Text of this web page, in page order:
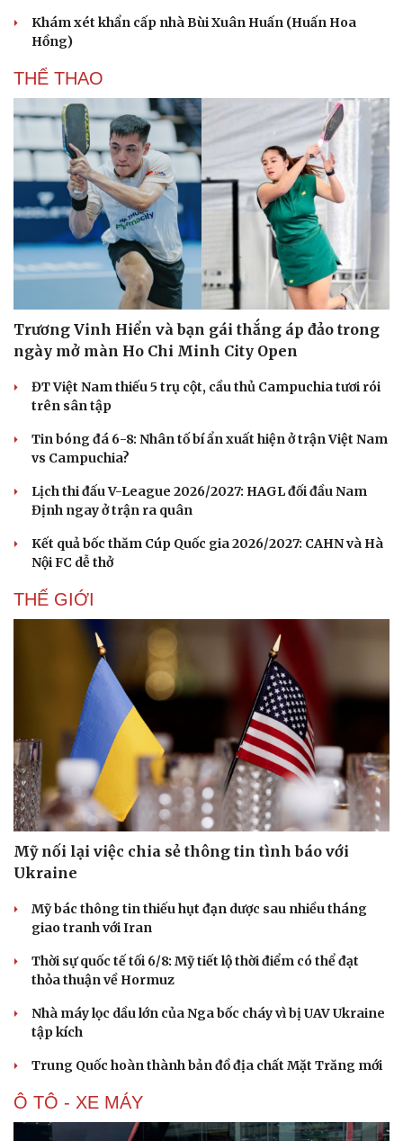
Tư vấn
Săn Tour
check-in
Podcast
Câu chuyện thời sự
Đọc truyện đêm khuya
Cửa sổ tình yêu
Kể chuyện cho bé
Hạt giống tâm hồn
Khám xét khẩn cấp nhà Bùi Xuân Huấn (Huấn Hoa
Hồng)
THỂ THAO
Trương Vinh Hiển và bạn gái thắng áp đảo trong
ngày mở màn Ho Chi Minh City Open
ĐT Việt Nam thiếu 5 trụ cột, cầu thủ Campuchia tươi rói
trên sân tập
Tin bóng đá 6-8: Nhân tố bí ẩn xuất hiện ở trận Việt Nam
vs Campuchia?
Lịch thi đấu V-League 2026/2027: HAGL đối đầu Nam
Định ngay ở trận ra quân
Kết quả bốc thăm Cúp Quốc gia 2026/2027: CAHN và Hà
Nội FC dễ thở
THẾ GIỚI
Mỹ nối lại việc chia sẻ thông tin tình báo với
Ukraine
Mỹ bác thông tin thiếu hụt đạn dược sau nhiều tháng
giao tranh với Iran
Thời sự quốc tế tối 6/8: Mỹ tiết lộ thời điểm có thể đạt
thỏa thuận về Hormuz
Nhà máy lọc dầu lớn của Nga bốc cháy vì bị UAV Ukraine
tập kích
Trung Quốc hoàn thành bản đồ địa chất Mặt Trăng mới
Ô TÔ - XE MÁY